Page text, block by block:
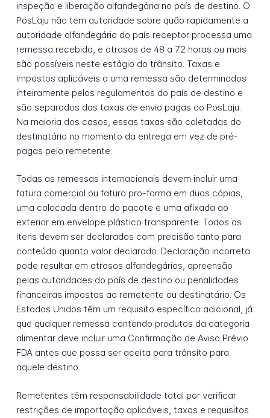
inspeção e liberação alfandegária no país de destino. O
PosLaju não tem autoridade sobre quão rapidamente a
autoridade alfandegária do país receptor processa uma
remessa recebida, e atrasos de 48 a 72 horas ou mais
são possíveis neste estágio do trânsito. Taxas e
impostos aplicáveis a uma remessa são determinados
inteiramente pelos regulamentos do país de destino e
são separados das taxas de envio pagas ao PosLaju.
Na maioria dos casos, essas taxas são coletadas do
destinatário no momento da entrega em vez de pré-
pagas pelo remetente.
Todas as remessas internacionais devem incluir uma
fatura comercial ou fatura pro-forma em duas cópias,
uma colocada dentro do pacote e uma afixada ao
exterior em envelope plástico transparente. Todos os
itens devem ser declarados com precisão tanto para
conteúdo quanto valor declarado. Declaração incorreta
pode resultar em atrasos alfandegários, apreensão
pelas autoridades do país de destino ou penalidades
financeiras impostas ao remetente ou destinatário. Os
Estados Unidos têm um requisito específico adicional, já
que qualquer remessa contendo produtos da categoria
alimentar deve incluir uma Confirmação de Aviso Prévio
FDA antes que possa ser aceita para trânsito para
aquele destino.
Remetentes têm responsabilidade total por verificar
restrições de importação aplicáveis, taxas e requisitos